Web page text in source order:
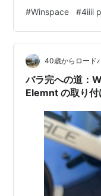
付けて確認する 問
#Winspace #4iiii
40歳からロード
バラ完への道：
Elemnt の取り付